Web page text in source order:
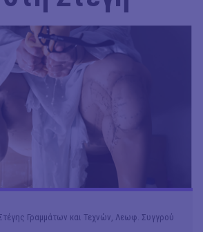
Γραμμάτων και Τεχνών, Λεωφ. Συγγρού